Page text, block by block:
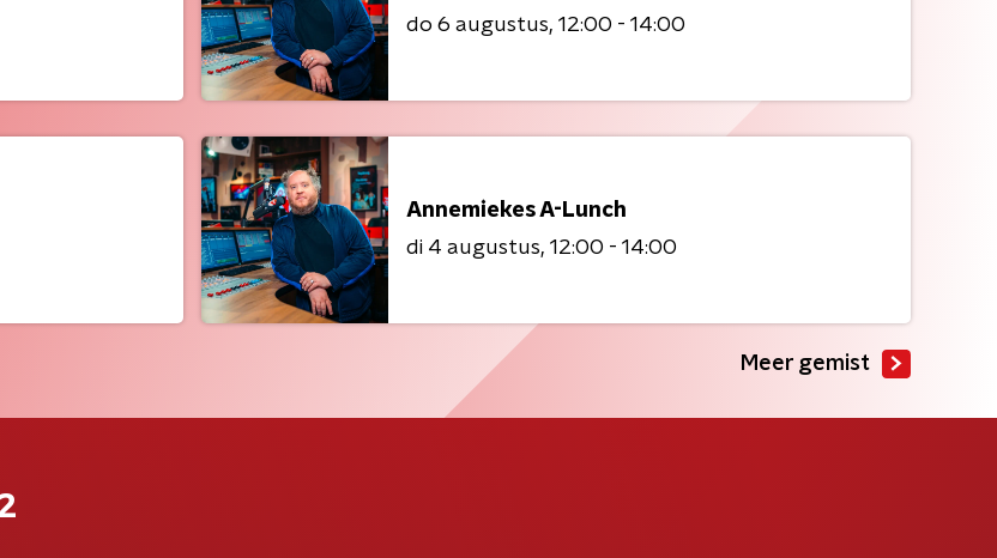
do 6 augustus 12:00 - 14:00
Annemiekes A-Lunch
di 4 augustus 12:00 - 14:00
Meer gemist